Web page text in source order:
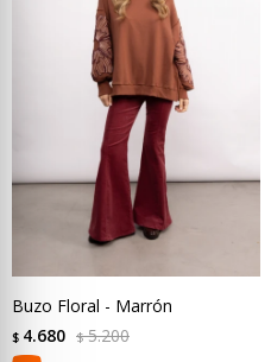
Buzo Floral - Marrón
$ 4.680 $ 5.200